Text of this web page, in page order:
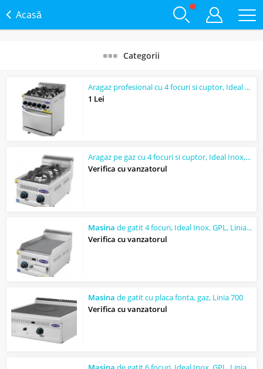
Acasă
Categorii
Aragaz profesional cu 4 focuri si cuptor, Ideal Inox, GPL, Linia 630
1 Lei
Aragaz pe gaz cu 4 focuri si cuptor, Ideal Inox, Linia 630
Verifica cu vanzatorul
Masina de gatit 4 focuri, Ideal Inox, GPL, Linia 700s
Verifica cu vanzatorul
Masina de gatit cu placa fonta, gaz, Linia 700
Verifica cu vanzatorul